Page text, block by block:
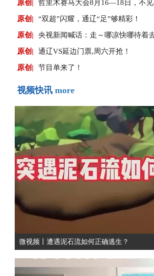
原创| 哲里木赛马大会8月16—18日，不见
原创| “双超”闪耀，通辽“足”够精彩！
原创| 央视新闻喊话：走～哪凉快哪待着
原创| 通辽VS延边门票,周六开抢！
原创| 节目单来了！
视频快讯 more
微视频丨遭遇泥石流如何正确逃生？